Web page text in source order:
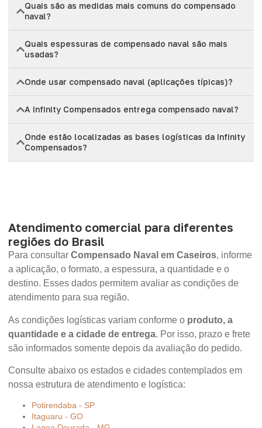
Quais são as medidas mais comuns do compensado
naval?
Quais espessuras de compensado naval são mais
usadas?
Onde usar compensado naval (aplicações típicas)?
A Infinity Compensados entrega compensado naval?
Onde estão localizadas as bases logísticas da Infinity
Compensados?
Atendimento comercial para diferentes
regiões do Brasil
Para consultar Compensado Naval em Caseiros, informe
a aplicação, o formato, a espessura, a quantidade e o
destino. Esses dados permitem avaliar as condições de
atendimento para sua região.
As condições logísticas variam conforme o produto, a
quantidade e a cidade de entrega. Por isso, prazo e frete
são informados somente depois da avaliação do pedido.
Consulte abaixo os estados e cidades contemplados em
nossa estrutura de atendimento e logística:
Potirendaba - SP
Itaguaru - GO